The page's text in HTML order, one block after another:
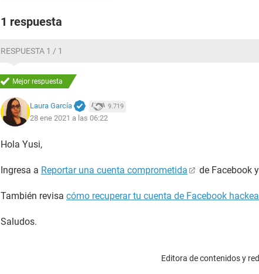
1 respuesta
RESPUESTA 1 / 1
Mejor respuesta
Laura García 9.719
28 ene 2021 a las 06:22
Hola Yusi,
Ingresa a Reportar una cuenta comprometida de Facebook
También revisa cómo recuperar tu cuenta de Facebook
Saludos.
Editora de contenidos y